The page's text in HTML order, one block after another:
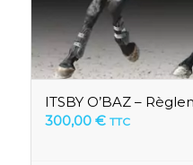
ITSBY O’BAZ –
300,00 € TTC